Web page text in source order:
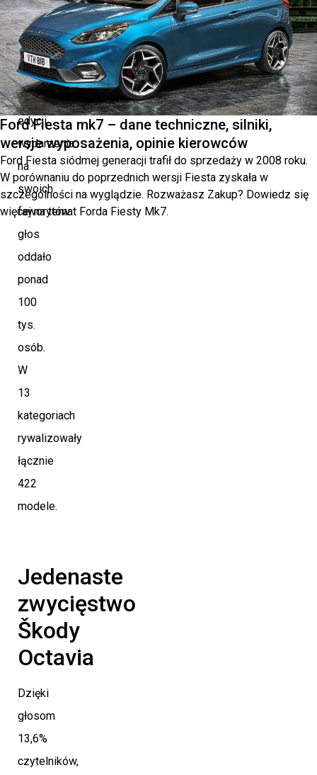
und
sport”.
Podczas
tegorocznej,
47.
edycji
wydarzenia
na
swoich
faworytów
głos
oddało
ponad
100
tys.
osób.
W
13
kategoriach
rywalizowały
łącznie
422
modele.
Jedenaste
zwycięstwo
Škody
Octavia
Dzięki
głosom
13,6%
czytelników,
Ford Fiesta mk7 – dane techniczne, silniki,
wersje wyposażenia, opinie kierowców
Ford Fiesta siódmej generacji trafił do sprzedaży w 2008 roku.
W porównaniu do poprzednich wersji Fiesta zyskała w
szczególności na wyglądzie. Rozważasz Zakup? Dowiedz się
więcej na temat Forda Fiesty Mk7.